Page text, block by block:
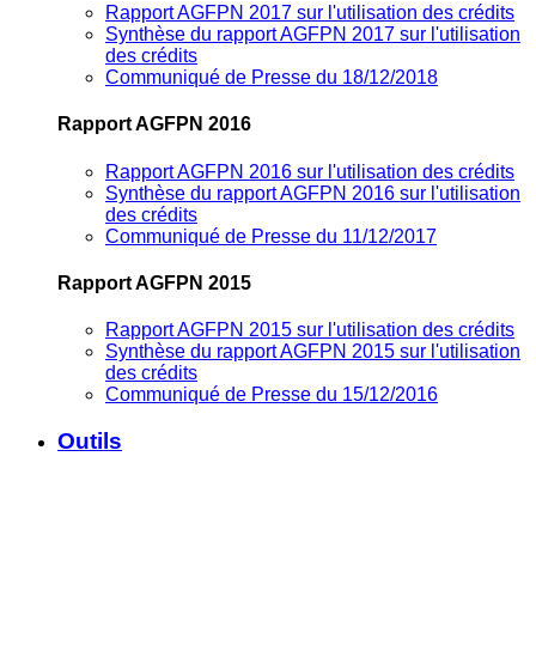
Rapport AGFPN 2017 sur l'utilisation des crédits
Synthèse du rapport AGFPN 2017 sur l'utilisation
des crédits
Communiqué de Presse du 18/12/2018
Rapport AGFPN 2016
Rapport AGFPN 2016 sur l'utilisation des crédits
Synthèse du rapport AGFPN 2016 sur l'utilisation
des crédits
Communiqué de Presse du 11/12/2017
Rapport AGFPN 2015
Rapport AGFPN 2015 sur l'utilisation des crédits
Synthèse du rapport AGFPN 2015 sur l'utilisation
des crédits
Communiqué de Presse du 15/12/2016
Outils